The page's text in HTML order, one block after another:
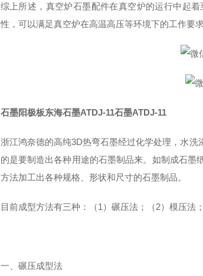
综上所述，真空炉石墨配件在真空炉的运行中起
性，可以满足真空炉在高温高压等环境下的工作要求
石墨阳极板东海石墨ATDJ-11石墨ATDJ-11
浙江鸿奈德的高纯3D热弯石墨经过化学处理，水
的是要制造出各种用途的石墨制品来。如制成石
方法加工出各种规格、形状和尺寸的石墨制品。
目前成型方法有三种：（1）碾压法；（2）模压法
一、碾压成型法